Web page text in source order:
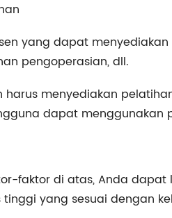
yang dapat
pengoperasian, dll.
harus menyediakan
dapat menggunakan
faktor di atas, Anda
yang sesuai dengan